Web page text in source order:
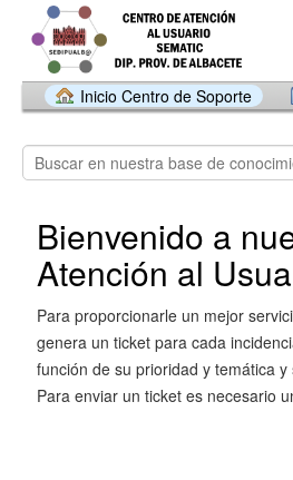
Inicio Centro de Soporte
Bienvenido a
Atención al
Para proporcionarle un mejor
genera un ticket para cada
función de su prioridad y temática
Para enviar un ticket es necesario